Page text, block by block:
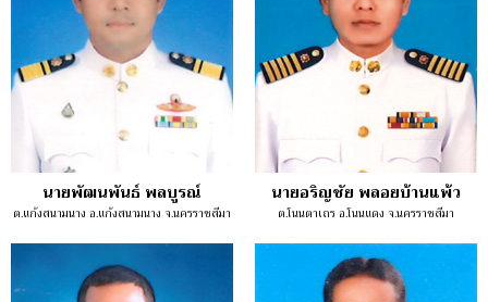
นายพัฒนพันธ์ พลบูรณ์
ต.แก้งสนามนาง อ.แก้งสนามนาง จ.นครราชสีมา
นายอริญชัย พลอยบ้านแพ้ว
ต.โนนตาเถร อ.โนนแดง จ.นครราชสีมา